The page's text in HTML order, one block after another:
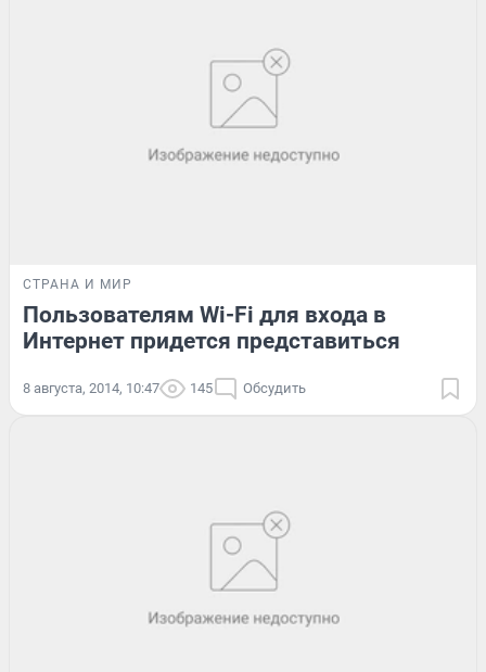
СТРАНА И МИР
Пользователям Wi-Fi для входа в
Интернет придется представиться
8 августа, 2014, 10:47 145 Обсудить